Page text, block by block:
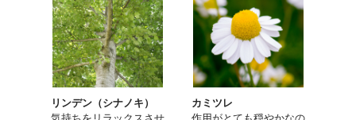
リンデン（シナノキ）
カミツレ